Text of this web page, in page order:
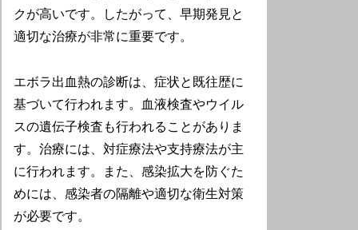
クが高いです。したがって、早期発見と
適切な治療が非常に重要です。
エボラ出血熱の診断は、症状と既往歴に
基づいて行われます。血液検査やウイル
スの遺伝子検査も行われることがありま
す。治療には、対症療法や支持療法が主
に行われます。また、感染拡大を防ぐた
めには、感染者の隔離や適切な衛生対策
が必要です。